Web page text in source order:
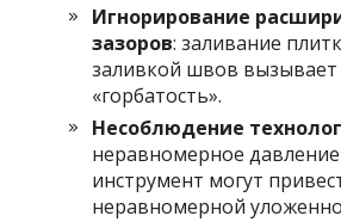
Игнорирование
зазоров: заливание
заливкой швов
«горбатость».
Несоблюдение
неравномерное
инструмент могут
неравномерной